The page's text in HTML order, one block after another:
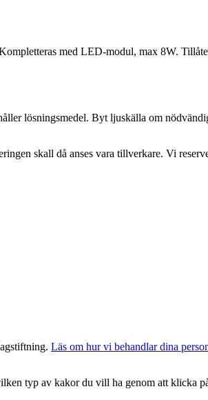
med LED-modul, max 8W.
lösningsmedel. Byt ljuskälla om
skall då anses vara tillverkare. Vi
Läs om hur vi behandlar dina
typ av kakor du vill ha genom att klicka